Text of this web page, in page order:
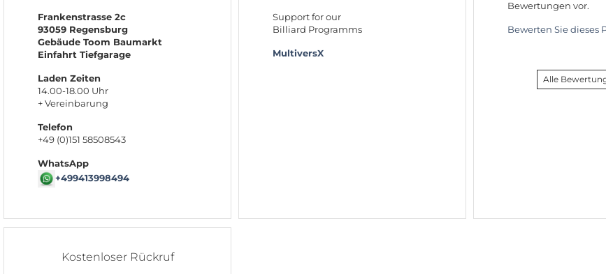
Frankenstrasse 2c
93059 Regensburg
Gebäude Toom Baumarkt
Einfahrt Tiefgarage
Laden Zeiten
14.00-18.00 Uhr
+ Vereinbarung
Telefon
+49 (0)151 58508543
WhatsApp
+499413998494
Support for our
Billiard Programms
MultiversX
Bewertungen vor.
Bewerten Sie dieses
Alle
Kostenloser Rückruf